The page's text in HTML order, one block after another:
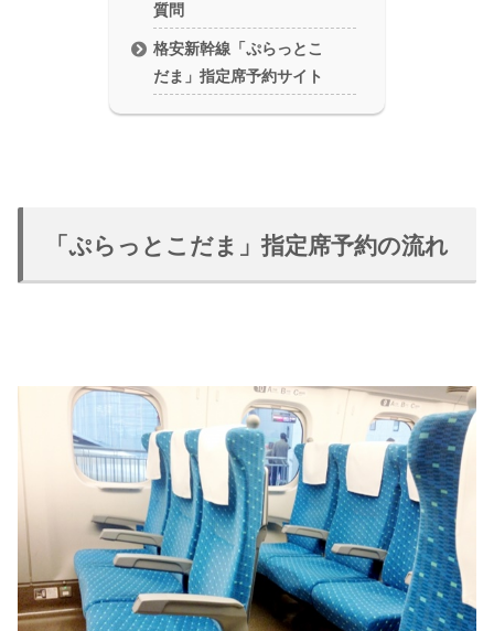
質問
格安新幹線「ぷらっとこ
だま」指定席予約サイト
「ぷらっとこだま」指定席予約の流れ